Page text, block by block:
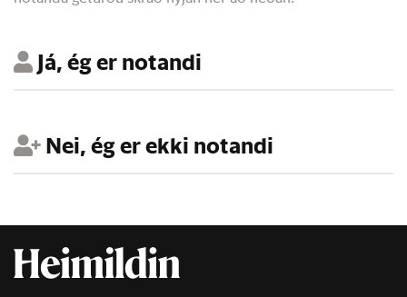
Já, ég er notandi
Nei, ég er ekki notandi